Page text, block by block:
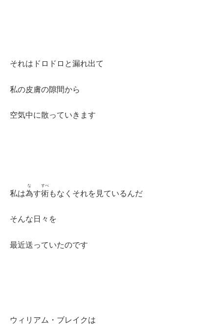
それはドロドロと漏れ出て
私の皮膚の隙間から
空気中に散っていきます
私は為
な
す術
すべ
もなくそれを見ているんだ
そんな日々を
最近送っていたのです
ウィリアム・ブレイクは